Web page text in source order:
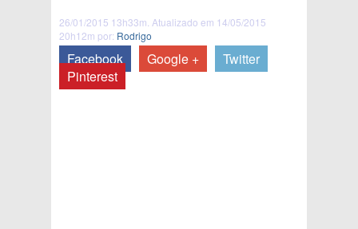
26/01/2015 13h33m. Atualizado em 14/05/2015
20h12m por: Rodrigo
Facebook Google +
Twitter
Pinterest